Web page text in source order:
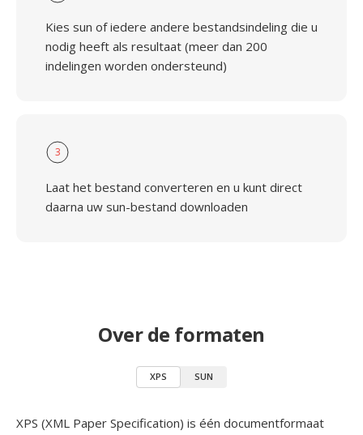
Kies sun of iedere andere bestandsindeling die u
nodig heeft als resultaat (meer dan 200
indelingen worden ondersteund)
3
Laat het bestand converteren en u kunt direct
daarna uw sun-bestand downloaden
Over de formaten
XPS SUN
XPS (XML Paper Specification) is één documentformaat